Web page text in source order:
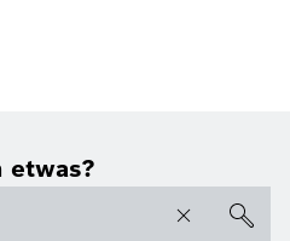
etwas?